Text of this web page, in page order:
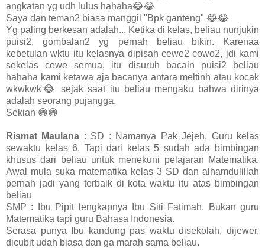
angkatan yg udh lulus hahaha😂😂
Saya dan teman2 biasa manggil "Bpk ganteng" 😂😂
Yg paling berkesan adalah... Ketika di kelas, beliau nunjukin
puisi2, gombalan2 yg pernah beliau bikin. Karenaa
kebetulan wktu itu kelasnya dipisah cewe2 cowo2, jdi kami
sekelas cewe semua, itu disuruh bacain puisi2 beliau
hahaha kami ketawa aja bacanya antara meltinh atau kocak
wkwkwk😂 sejak saat itu beliau mengaku bahwa dirinya
adalah seorang pujangga.
Sekian 😁😁
Rismat Maulana : SD : Namanya Pak Jejeh, Guru kelas
sewaktu kelas 6. Tapi dari kelas 5 sudah ada bimbingan
khusus dari beliau untuk menekuni pelajaran Matematika.
Awal mula suka matematika kelas 3 SD dan alhamdulillah
pernah jadi yang terbaik di kota waktu itu atas bimbingan
beliau
SMP : Ibu Pipit lengkapnya Ibu Siti Fatimah. Bukan guru
Matematika tapi guru Bahasa Indonesia.
Serasa punya Ibu kandung pas waktu disekolah, dijewer,
dicubit udah biasa dan ga marah sama beliau.